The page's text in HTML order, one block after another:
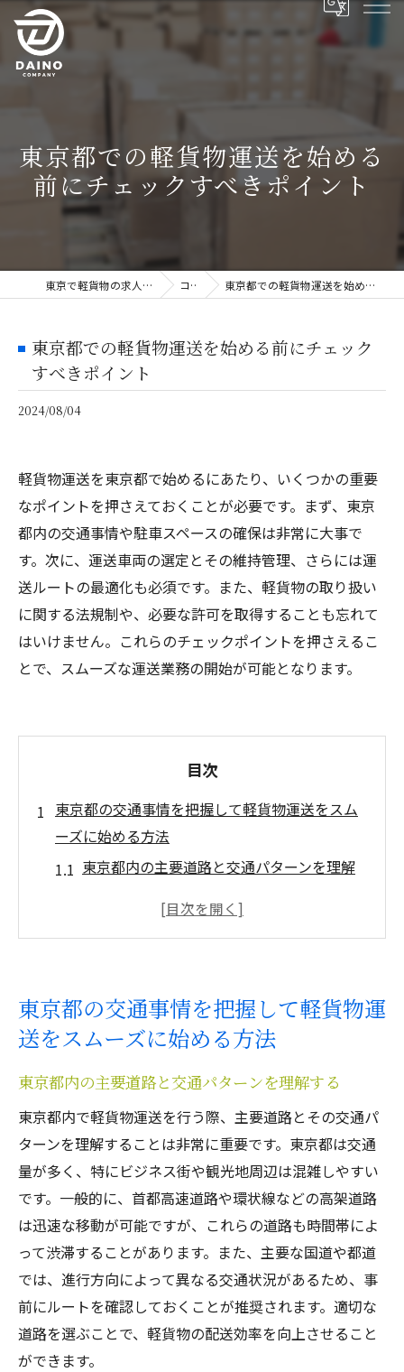
東京都での軽貨物運送を始める
前にチェックすべきポイント
東京で軽貨物の求人ならDAINO株式会社 コラム 東京都での軽貨物運送を始める前にチェックすべきポイント
東京都での軽貨物運送を始める前にチェック
すべきポイント
2024/08/04
軽貨物運送を東京都で始めるにあたり、いくつかの重要
なポイントを押さえておくことが必要です。まず、東京
都内の交通事情や駐車スペースの確保は非常に大事で
す。次に、運送車両の選定とその維持管理、さらには運
送ルートの最適化も必須です。また、軽貨物の取り扱い
に関する法規制や、必要な許可を取得することも忘れて
はいけません。これらのチェックポイントを押さえるこ
とで、スムーズな運送業務の開始が可能となります。
目次
東京都の交通事情を把握して軽貨物運送をスム
ーズに始める方法
東京都内の主要道路と交通パターンを理解
ピーク時の交通渋滞を避けるテクニック
交通情報アプリを活用した運送計画
東京都内の交通事故リスクを最小限に抑え
る方法
駐車スペースの確保が軽貨物運送の成功の鍵
東京都内での駐車許可の申請方法
駐車スペースの確保方法とそのコツ
商業施設や住宅街での駐車マナー
短時間駐車のためのサービスエリアの利用
駐車スペースが見つけやすいエリアガイド
駐車禁止エリアの確認と対策
最適な軽貨物車両の選び方東京都内での運送に
強い
東京都の交通事情を把握して軽貨物運
送をスムーズに始める方法
東京都内の主要道路と交通パターンを理解する
東京都内で軽貨物運送を行う際、主要道路とその交通パ
ターンを理解することは非常に重要です。東京都は交通
量が多く、特にビジネス街や観光地周辺は混雑しやすい
です。一般的に、首都高速道路や環状線などの高架道路
は迅速な移動が可能ですが、これらの道路も時間帯によ
って渋滞することがあります。また、主要な国道や都道
では、進行方向によって異なる交通状況があるため、事
前にルートを確認しておくことが推奨されます。適切な
道路を選ぶことで、軽貨物の配送効率を向上させること
ができます。